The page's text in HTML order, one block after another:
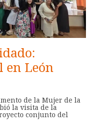
León
de la Mujer de la
la visita de la
conjunto del